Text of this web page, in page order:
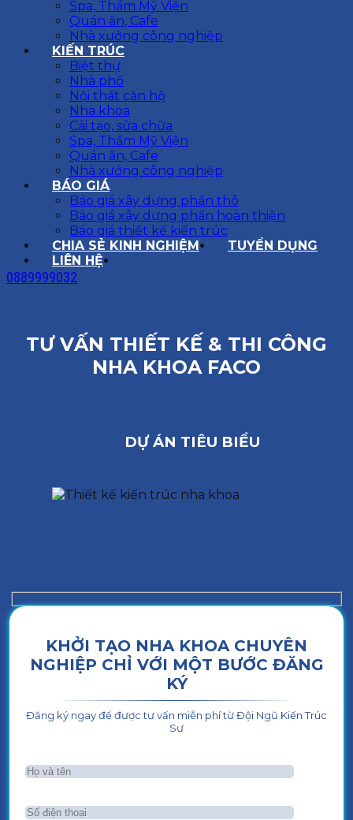
Spa, Thẩm Mỹ Viện
Quán ăn, Cafe
Nhà xưởng công nghiệp
KIẾN TRÚC
Biệt thự
Nhà phố
Nội thất căn hộ
Nha khoa
Cải tạo, sửa chữa
Spa, Thẩm Mỹ Viện
Quán ăn, Cafe
Nhà xưởng công nghiệp
BÁO GIÁ
Báo giá xây dựng phần thô
Báo giá xây dựng phần hoàn thiện
Báo giá thiết kế kiến trúc
CHIA SẺ KINH NGHIỆM
TUYỂN DỤNG
LIÊN HỆ
0889999032
TƯ VẤN THIẾT KẾ & THI CÔNG
NHA KHOA FACO
DỰ ÁN TIÊU BIỂU
KHỞI TẠO NHA KHOA CHUYÊN
NGHIỆP CHỈ VỚI MỘT BƯỚC ĐĂNG
KÝ
Đăng ký ngay để được tư vấn miễn phí từ Đội Ngũ Kiến Trúc
Sư